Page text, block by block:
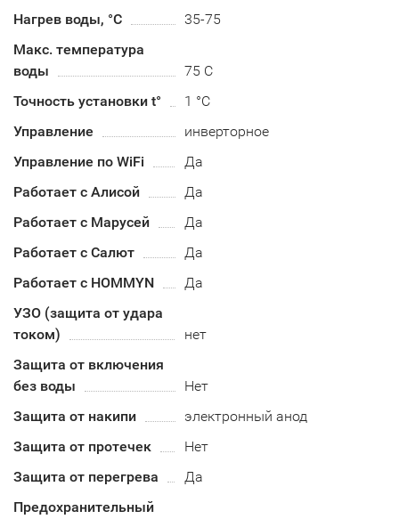
Нагрев воды, °С
35-75
Макс. температура
воды
75 С
Точность установки t°
1 °C
Управление
инверторное
Управление по WiFi
Да
Работает с Алисой
Да
Работает с Марусей
Да
Работает с Салют
Да
Работает с HOMMYN
Да
УЗО (защита от удара
током)
нет
Защита от включения
без воды
Нет
Защита от накипи
электронный анод
Защита от протечек
Нет
Защита от перегрева
Да
Предохранительный